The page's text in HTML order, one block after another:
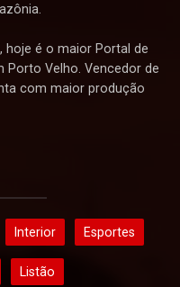
hoje é o maior Portal de
Porto Velho. Vencedor de
com maior produção
Interior Esportes
Listão